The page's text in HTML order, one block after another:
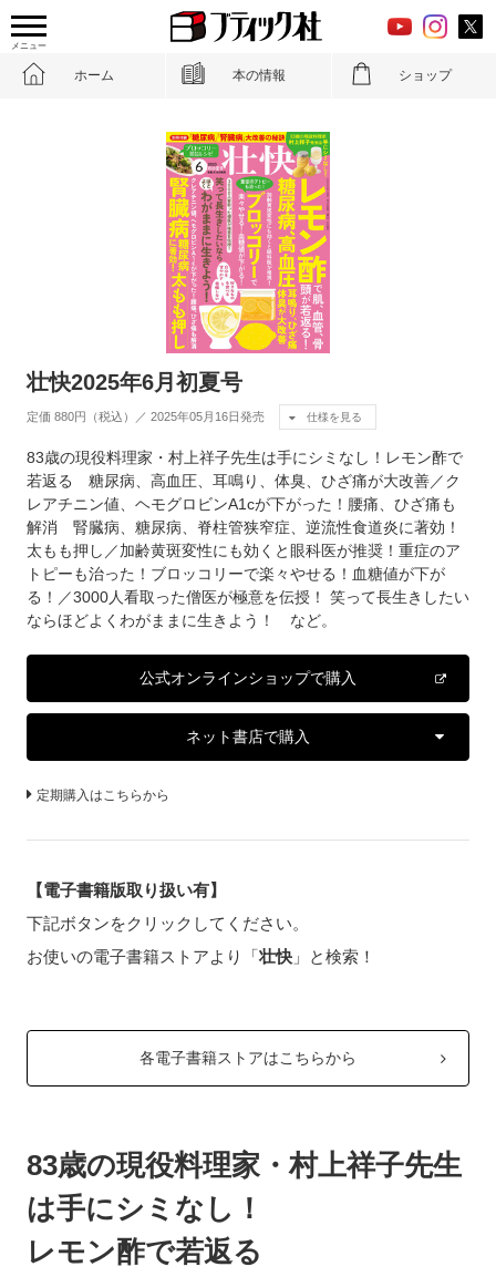
メニュー
ホーム 本の情報 ショップ
壮快2025年6月初夏号
定価 880円（税込）／ 2025年05月16日発売 仕様を見る
83歳の現役料理家・村上祥子先生は手にシミなし！レモン酢で
若返る 糖尿病、高血圧、耳鳴り、体臭、ひざ痛が大改善／ク
レアチニン値、ヘモグロビンA1cが下がった！腰痛、ひざ痛も
解消 腎臓病、糖尿病、脊柱管狭窄症、逆流性食道炎に著効！
太もも押し／加齢黄斑変性にも効くと眼科医が推奨！重症のア
トピーも治った！ブロッコリーで楽々やせる！血糖値が下が
る！／3000人看取った僧医が極意を伝授！ 笑って長生きしたい
ならほどよくわがままに生きよう！ など。
公式オンラインショップで購入
ネット書店で購入
定期購入はこちらから
【電子書籍版取り扱い有】
下記ボタンをクリックしてください。
お使いの電子書籍ストアより「壮快」と検索！
各電子書籍ストアはこちらから
83歳の現役料理家・村上祥子先生
は手にシミなし！
レモン酢で若返る